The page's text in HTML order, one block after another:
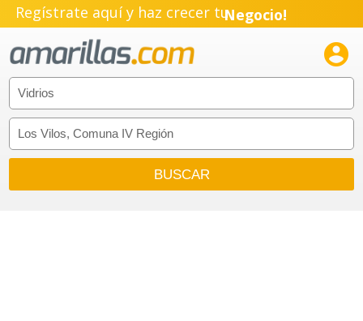
Regístrate aquí y haz crecer tuNegocio!
Emprendimiento!
